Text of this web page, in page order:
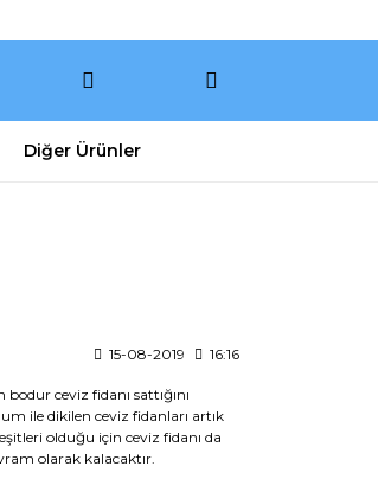
Diğer Ürünler
15-08-2019 16:16
ceviz fidanı sattığını
ile dikilen ceviz fidanları artık
olduğu için ceviz fidanı da
olarak kalacaktır.